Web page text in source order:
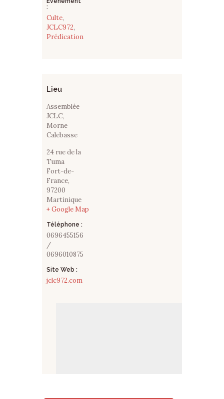
:
Culte,
JCLC972,
Prédication
Lieu
Assemblée
JCLC,
Morne
Calebasse
24 rue de la
Tuma
Fort-de-
France,
97200
Martinique
+ Google Map
Téléphone :
0696455156
/
0696010875
Site Web :
jclc972.com